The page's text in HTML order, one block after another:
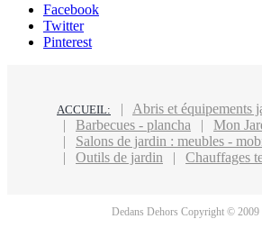
Facebook
Twitter
Pinterest
ACCUEIL:
Abris et équipements
Barbecues - plancha
Mon
Salons de jardin : meubles -
Outils de jardin
Chauffages
Dedans Dehors Copyright © 2009